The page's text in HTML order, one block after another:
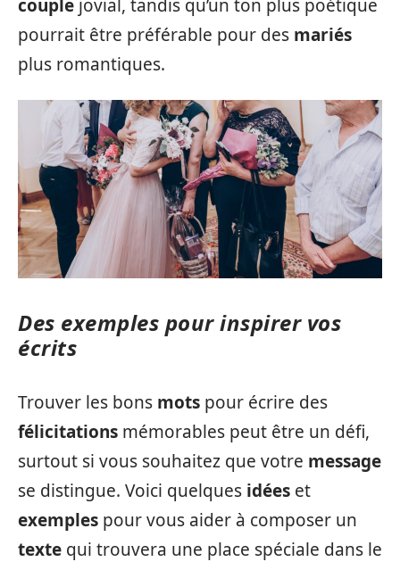
couple jovial, tandis qu’un ton plus poétique
pourrait être préférable pour des mariés
plus romantiques.
Des exemples pour inspirer vos
écrits
Trouver les bons mots pour écrire des
félicitations mémorables peut être un défi,
surtout si vous souhaitez que votre message
se distingue. Voici quelques idées et
exemples pour vous aider à composer un
texte qui trouvera une place spéciale dans le